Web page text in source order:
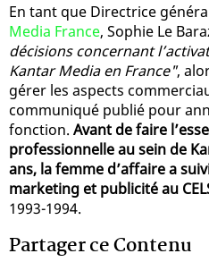
En tant que Directrice
Media France, Sophie Le
décisions concernant
Kantar Media en France",
gérer les aspects
communiqué publié pour
fonction. Avant de faire
professionnelle au sein de
ans, la femme d’affaire a
marketing et publicité au
1993-1994.
Partager ce Contenu